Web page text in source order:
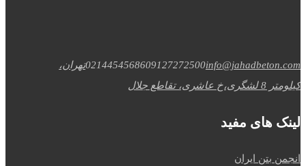
0214454568609127272500info@jahadbeton.com
تهران،
کیلومتر 8 لشگری،خ عاشری، تقاطع جلال
لینک های مفید
انجمن بتن ایران